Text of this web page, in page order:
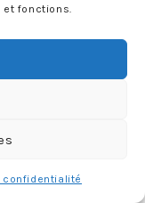
fonctions.
confidentialité